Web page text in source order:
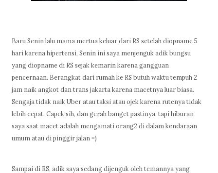
Baru Senin lalu mama mertua keluar dari RS setelah diopname 5
hari karena hipertensi, Senin ini saya menjenguk adik bungsu
yang diopname di RS sejak kemarin karena gangguan
pencernaan. Berangkat dari rumah ke RS butuh waktu tempuh 2
jam naik angkot dan trans jakarta karena macetnya luar biasa.
Sengaja tidak naik Uber atau taksi atau ojek karena rutenya tidak
lebih cepat. Capek sih, dan gerah banget pastinya, tapi hiburan
saya saat macet adalah mengamati orang2 di dalam kendaraan
umum atau di pinggir jalan =)
Sampai di RS, adik saya sedang dijenguk oleh temannya yang